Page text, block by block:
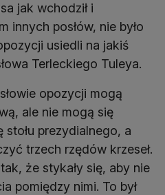
jak wchodził i
innych posłów, nie było
usiedli na jakiś
Terleckiego Tuleya.
opozycji mogą
ale nie mogą się
prezydialnego, a
trzech rzędów krzeseł.
że stykały się, aby nie
pomiędzy nimi. To był